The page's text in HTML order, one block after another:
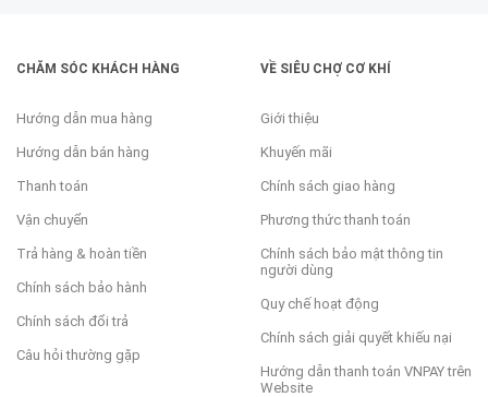
CHĂM SÓC KHÁCH HÀNG
Hướng dẫn mua hàng
Hướng dẫn bán hàng
Thanh toán
Vận chuyển
Trả hàng & hoàn tiền
Chính sách bảo hành
Chính sách đổi trả
Câu hỏi thường gặp
VỀ SIÊU CHỢ CƠ KHÍ
Giới thiệu
Khuyến mãi
Chính sách giao hàng
Phương thức thanh toán
Chính sách bảo mật thông tin
người dùng
Quy chế hoạt động
Chính sách giải quyết khiếu nại
Hướng dẫn thanh toán VNPAY trên
Website